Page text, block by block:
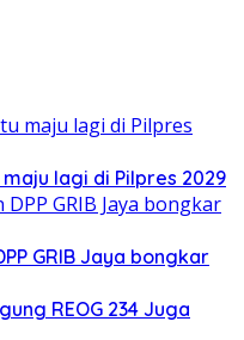
lagi di Pilpres 2029
GRIB Jaya bongkar
REOG 234 Juga